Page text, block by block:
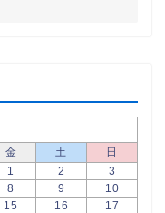
金 土
日
1
2
3
8 9
10
15 16
17